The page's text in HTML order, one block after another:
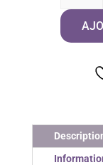
Poster
La
Prière